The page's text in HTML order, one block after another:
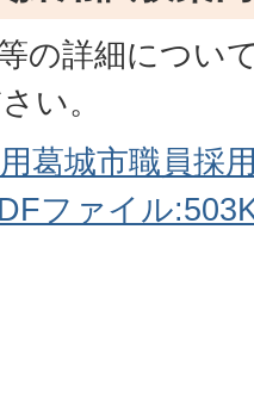
の詳細につい
い。
葛城市職員採
ファイル